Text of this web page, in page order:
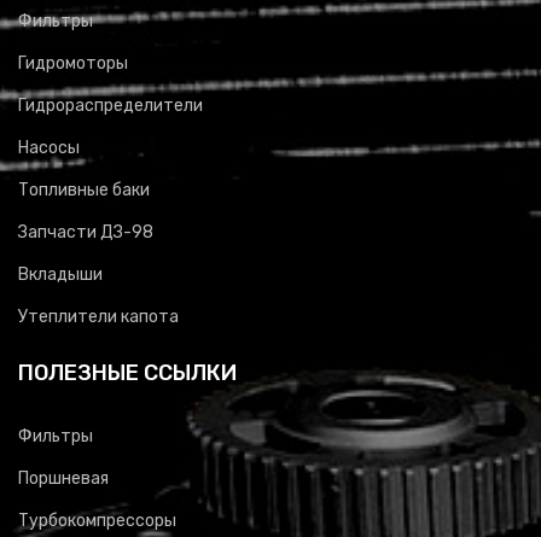
Фильтры
Гидромоторы
Гидрораспределители
Насосы
Топливные баки
Запчасти ДЗ-98
Вкладыши
Утеплители капота
ПОЛЕЗНЫЕ ССЫЛКИ
Фильтры
Поршневая
Турбокомпрессоры